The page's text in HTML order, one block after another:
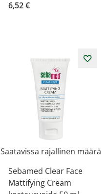
6,52 €
Saatavissa rajallinen määrä
Sebamed Clear Face
Mattifying Cream